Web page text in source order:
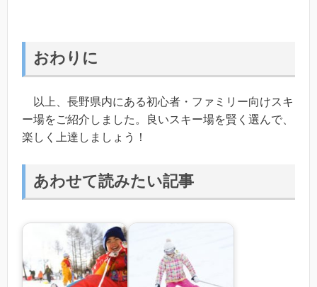
おわりに
以上、長野県内にある初心者・ファミリー向けスキ
ー場をご紹介しました。良いスキー場を賢く選んで、
楽しく上達しましょう！
あわせて読みたい記事